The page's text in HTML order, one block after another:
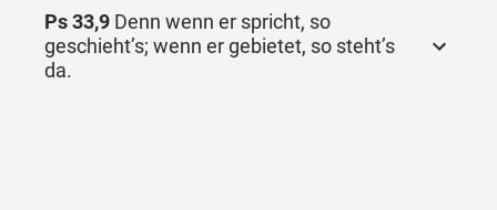
Ps 33,9 Denn wenn er spricht, so
geschieht’s; wenn er gebietet, so steht’s
da.